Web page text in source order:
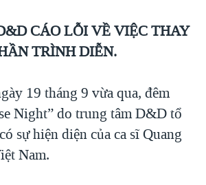
TIẾNG VỌNG TỪ NÔNG THÔN MỸ
CÁO LỖI VỀ VIỆC THAY
TRÌNH DIỄN.
19 tháng 9 vừa qua, đêm
Night” do trung tâm D&D tổ
sự hiện diện của ca sĩ Quang
Nam.